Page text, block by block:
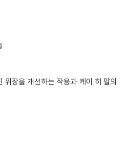
위장을 개선하는 작용과 케이 히 말의